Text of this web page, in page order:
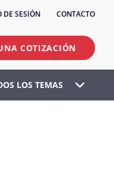
DE SESIÓN CONTACTO
COTIZACIÓN
LOS TEMAS